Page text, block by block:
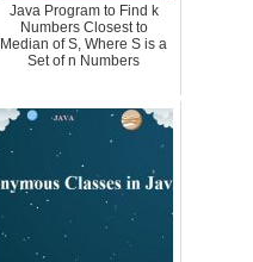
Java Program to Find k
Numbers Closest to
Median of S, Where S is a
Set of n Numbers